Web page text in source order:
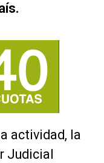
actividad, la
Judicial